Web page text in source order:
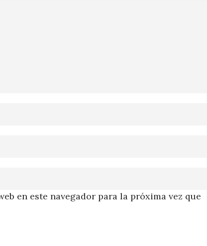
en este navegador para la próxima vez que